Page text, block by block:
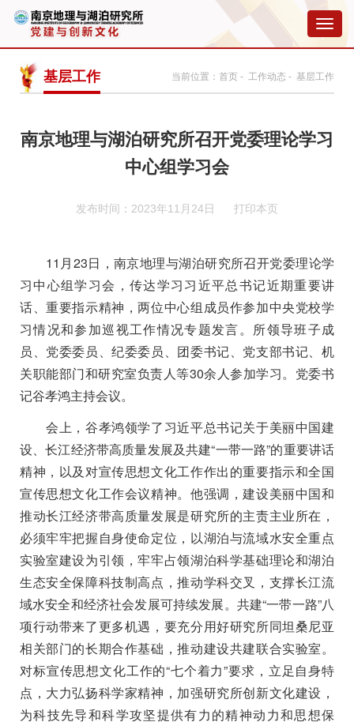
切
换
航
基层工作 当前位置： 首页 - 工作动态 - 基层工作
南京地理与湖泊研究所召开党委理论学习
中心组学习会
发布时间：2023年11月24日 打印本页
11 月23日，南京地理与湖泊研究所召开党委理论学
习中心组学习会，传达学习习近平总书记近期重要讲
话、重要指示精神，两位中心组成员作参加中央党校学
习情况和参加巡视工作情况专题发言。所领导班子成
员、党委委员、纪委委员、团委书记、党支部书记、机
关职能部门和研究室负责人等30余人参加学习。党委书
记谷孝鸿主持会议。
会上，谷孝鸿领学了习近平总书记关于美丽中国建
设、长江经济带高质量发展及共建“一带一路”的重要讲话
精神，以及对宣传思想文化工作作出的重要指示和全国
宣传思想文化工作会议精神。他强调，建设美丽中国和
推动长江经济带高质量发展是研究所的主责主业所在，
必须牢牢把握自身使命定位，以湖泊与流域水安全重点
实验室建设为引领，牢牢占领湖泊科学基础理论和湖泊
生态安全保障科技制高点，推动学科交叉，支撑长江流
域水安全和经济社会发展可持续发展。共建“一带一路”八
项行动带来了更多机遇，要充分用好研究所同坦桑尼亚
相关部门的长期合作基础，推动建设共建联合实验室。
对标宣传思想文化工作的“七个着力”要求，立足自身特
点，大力弘扬科学家精神，加强研究所创新文化建设，
为科技先导和科学攻坚提供有力的精神动力和思想保